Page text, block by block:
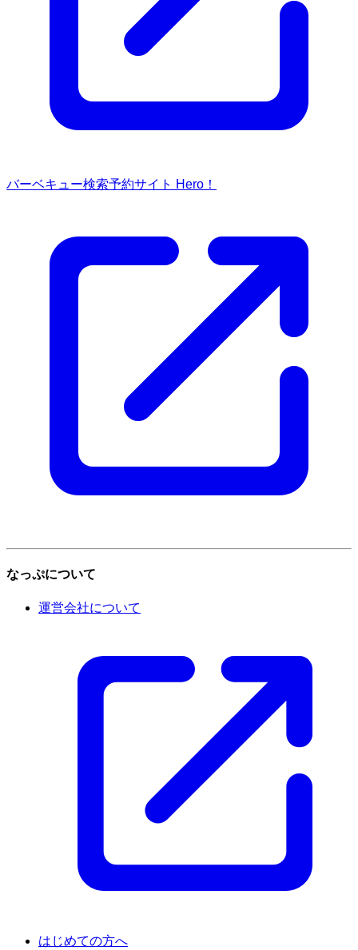
バーベキュー検索予約サイト Hero！
なっぷについて
運営会社について
はじめての方へ